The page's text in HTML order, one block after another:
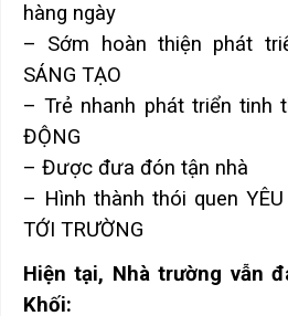
hàng ngày
– Sớm hoàn thiện phát
SÁNG TẠO
–Trẻ nhanh phát triển tinh
ĐỘNG
– Được đưa đón tận nhà
– Hình thành thói quen
TỚI TRƯỜNG
Hiện tại, Nhà trường vẫn
Khối: